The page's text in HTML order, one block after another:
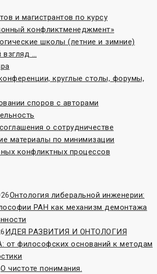
и магистрантов по курсу
конфликтменеджмент»
школы (летние и зимние)
взгляд …
круглые столы, форумы,
споров с авторами
о сотрудничестве
материалы по минимизации
конфликтных процессов
Онтология либеральной инженерии:
РАН как механизм демонтажа
ИДЕЯ РАЗВИТИЯ И ОНТОЛОГИЯ
философских оснований к методам
О чистоте понимания.